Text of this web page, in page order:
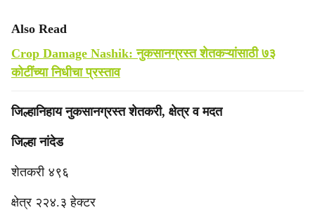
Also Read
Crop Damage Nashik: नुकसानग्रस्त शेतकऱ्यांसाठी ७३
कोटींच्या निधीचा प्रस्ताव
जिल्हानिहाय नुकसानग्रस्त शेतकरी, क्षेत्र व मदत
जिल्हा नांदेड
शेतकरी ४९६
क्षेत्र २२४.३ हेक्टर